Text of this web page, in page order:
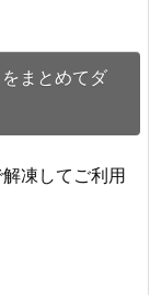
まとめてダ
凍してご利用